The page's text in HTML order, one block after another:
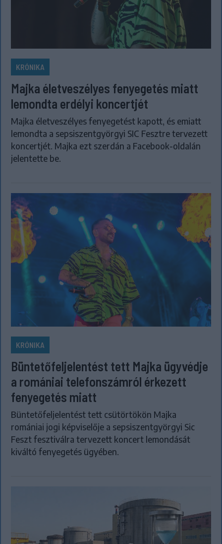
KRÓNIKA
Majka életveszélyes fenyegetés miatt
lemondta erdélyi koncertjét
Majka életveszélyes fenyegetést kapott, és emiatt
lemondta a sepsiszentgyörgyi SIC Fesztre tervezett
koncertjét. Majka ezt szerdán a Facebook-oldalán
jelentette be.
KRÓNIKA
Büntetőfeljelentést tett Majka ügyvédje
a romániai telefonszámról érkezett
fenyegetés miatt
Büntetőfeljelentést tett csütörtökön Majka
romániai jogi képviselője a sepsiszentgyörgyi Sic
Feszt fesztiválra tervezett koncert lemondását
kiváltó fenyegetés ügyében.